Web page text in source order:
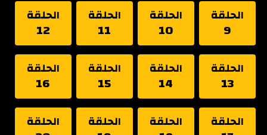
الحلقة
9
الحلقة
10
الحلقة
11
الحلقة
12
الحلقة
13
الحلقة
14
الحلقة
15
الحلقة
16
الحلقة الحلقة الحلقة الحلقة